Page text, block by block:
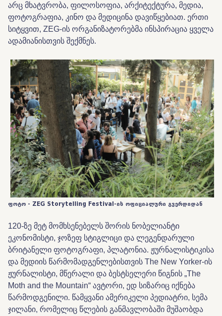
არც მხატვრობა, ფილოსოფია, არქიტექტურა, მედია,
ფოტოგრაფია, კინო და მედიცინა დავიწყებიათ. ერთი
სიტყვით, ZEG-ის ორგანიზატორებმა ინსპირაცია ყველა
ადამიანისთვის შექმნეს.
ფოტო - ZEG Storytelling Festival-ის ოფიციალური გვერდიდან
120-ზე მეტ მომხსენებელს შორის ნობელიანტი
ეკონომისტი, ჯოზეფ სტიგლიცი და ლეგენდარული
ბრიტანელი ფოტოგრაფი, პლატონია. ჟურნალისტიკისა
და მედიის წარმომადგენლებისთვის The New Yorker-ის
ჟურნალისტი, მწერალი და ბესტსელერი წიგნის „The
Moth and the Mountain“ ავტორი, ედ სიზარიც იქნება
წარმოდგენილი. წამყვანი ამერიკელი პედიატრი, სემა
ჯილანი, რომელიც წლების განმავლობაში მუშაობდა